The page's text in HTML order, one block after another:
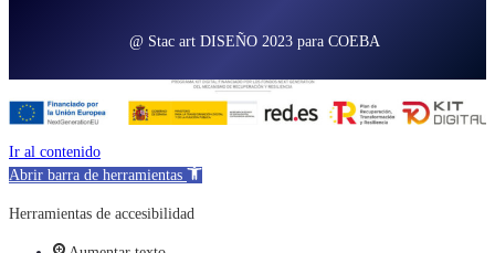
@ Stac art DISEÑO 2023 para COEBA
Ir al contenido
Abrir barra de herramientas
Herramientas de accesibilidad